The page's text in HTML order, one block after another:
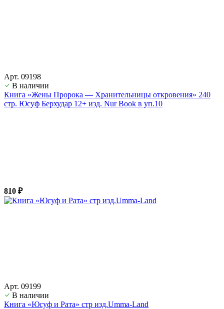
Арт. 09198
В наличии
Книга «Жены Пророка — Хранительницы откровения» 240
стр. Юсуф Берхудар 12+ изд. Nur Book в уп.10
810 ₽
Арт. 09199
В наличии
Книга «Юсуф и Рата» стр изд.Umma-Land